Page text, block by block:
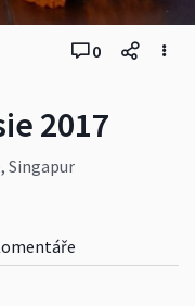
2017
Singapur
0